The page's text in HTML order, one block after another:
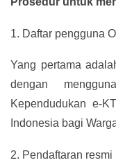
1. Daftar pengguna
Yang pertama
dengan
Kependudukan e-
Indonesia bagi
2. Pendaftaran resmi